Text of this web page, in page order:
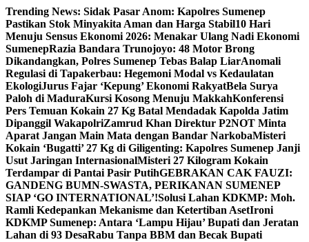
Skip
to
content
Trending News: Sidak Pasar Anom: Kapolres Sumenep
Pastikan Stok Minyakita Aman dan Harga Stabil10 Hari
Menuju Sensus Ekonomi 2026: Menakar Ulang Nadi Ekonomi
SumenepRazia Bandara Trunojoyo: 48 Motor Brong
Dikandangkan, Polres Sumenep Tebas Balap LiarAnomali
Regulasi di Tapakerbau: Hegemoni Modal vs Kedaulatan
EkologiJurus Fajar ‘Kepung’ Ekonomi RakyatBela Surya
Paloh di MaduraKursi Kosong Menuju MakkahKonferensi
Pers Temuan Kokain 27 Kg Batal Mendadak Kapolda Jatim
Dipanggil WakapolriZamrud Khan Direktur P2NOT Minta
Aparat Jangan Main Mata dengan Bandar NarkobaMisteri
Kokain ‘Bugatti’ 27 Kg di Giligenting: Kapolres Sumenep Janji
Usut Jaringan InternasionalMisteri 27 Kilogram Kokain
Terdampar di Pantai Pasir PutihGEBRAKAN CAK FAUZI:
GANDENG BUMN-SWASTA, PERIKANAN SUMENEP
SIAP ‘GO INTERNATIONAL’!Solusi Lahan KDKMP: Moh.
Ramli Kedepankan Mekanisme dan Ketertiban AsetIroni
KDKMP Sumenep: Antara ‘Lampu Hijau’ Bupati dan Jeratan
Lahan di 93 DesaRabu Tanpa BBM dan Becak Bupati